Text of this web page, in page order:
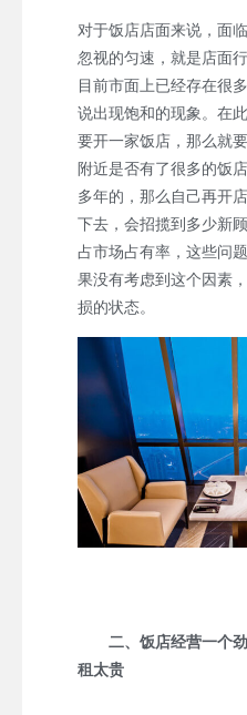
对于饭店店面来说，面
忽视的匀速，就是店面
目前市面上已经存在很
说出现饱和的现象。在
要开一家饭店，那么就
附近是否有了很多的饭
多年的，那么自己再开
下去，会招揽到多少新
占市场占有率，这些问
果没有考虑到这个因素
损的状态。
二、饭店经营一个
租太贵